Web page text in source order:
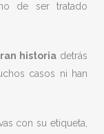
de ser tratado
historia detrás
casos ni han
con su etiqueta,